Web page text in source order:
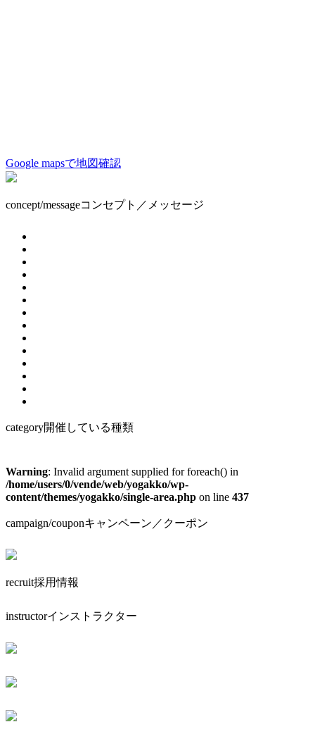
Google mapsで地図確認
concept/messageコンセプト／メッセージ
category開催している種類
Warning: Invalid argument supplied for foreach() in
/home/users/0/vende/web/yogakko/wp-
content/themes/yogakko/single-area.php on line 437
campaign/couponキャンペーン／クーポン
recruit採用情報
instructorインストラクター